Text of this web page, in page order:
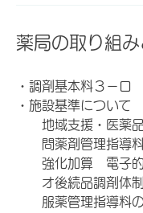
薬局の取り組み
・調剤基本料３－ロ
・施設基準について
地域支援・医薬
問薬剤管理指導
強化加算 電子
オ後続品調剤体
服薬管理指導料